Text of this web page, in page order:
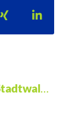
auf X
Teilen auf